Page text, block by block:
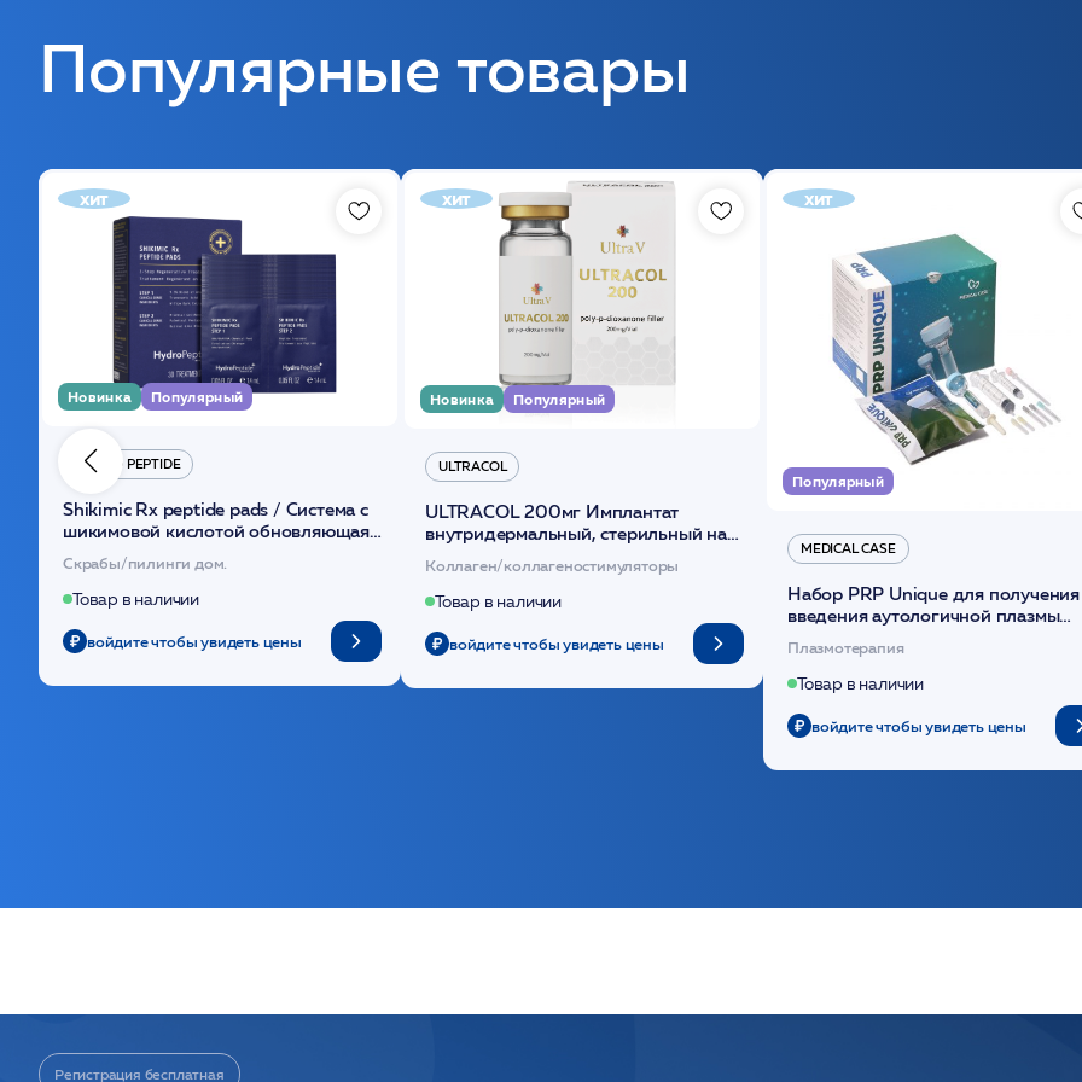
Популярные товары
хит
Новинка Популярный
HYDRO PEPTIDE
Shikimic Rx peptide pads / Cистема с
шикимовой кислотой обновляющая
(30шт) /HP
Скрабы/пилинги дом.
Товар в наличии
войдите чтобы увидеть цены
хит
Новинка Популярный
ULTRACOL
ULTRACOL 200мг Имплантат
внутридермальный, стерильный на
основе полидиоксанона /ULTRACOL
Коллаген/коллагеностимуляторы
Товар в наличии
войдите чтобы увидеть цены
хит
Популярный
MEDICAL CASE
Набор PRP Unique для
введения аутологичной плазмы
(саше 1шт)/Medical Case
Плазмотерапия
Товар в наличии
войдите чтобы увидеть цены
Регистрация бесплатная